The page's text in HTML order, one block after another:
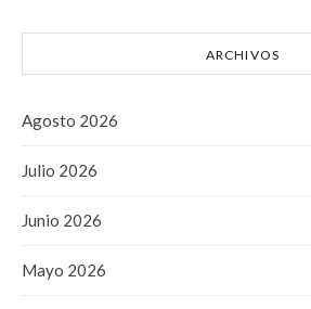
ARCHIVOS
Agosto 2026
Julio 2026
Junio 2026
Mayo 2026